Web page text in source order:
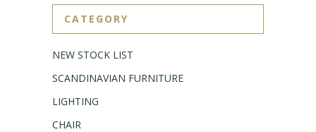
CATEGORY
NEW STOCK LIST
SCANDINAVIAN FURNITURE
LIGHTING
CHAIR